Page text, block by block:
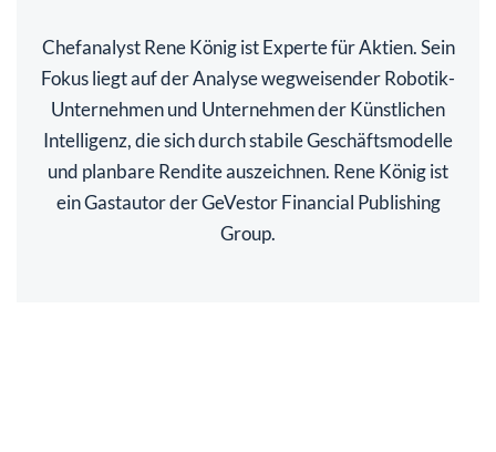
Chefanalyst Rene König ist Experte für Aktien. Sein
Fokus liegt auf der Analyse wegweisender Robotik-
Unternehmen und Unternehmen der Künstlichen
Intelligenz, die sich durch stabile Geschäftsmodelle
und planbare Rendite auszeichnen. Rene König ist
ein Gastautor der GeVestor Financial Publishing
Group.